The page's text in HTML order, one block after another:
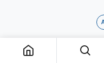
zowel functioneel zijn
Elke kaars wordt met
die het merk kenmerken.